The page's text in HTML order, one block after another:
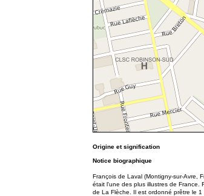
Origine et signification
Notice biographique
François de Laval (Montigny-sur-Avre,
était l'une des plus illustres de France.
de La Flèche. Il est ordonné prêtre le